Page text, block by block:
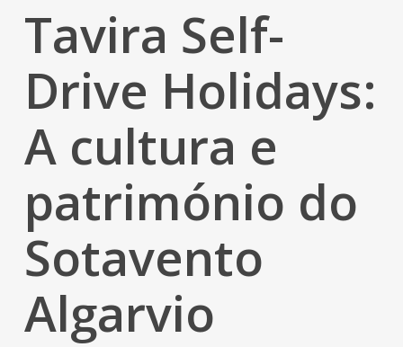
Tavira Self-
Drive Holidays:
A cultura e
património do
Sotavento
Algarvio